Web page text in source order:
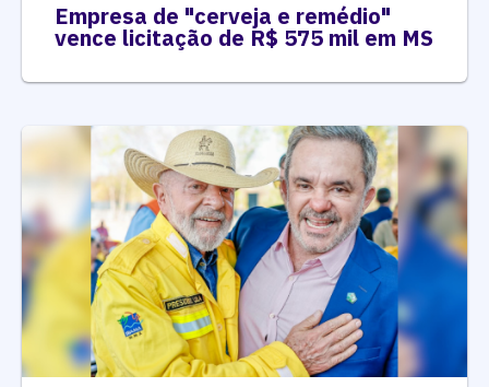
Empresa de "cerveja e remédio"
vence licitação de R$ 575 mil em MS